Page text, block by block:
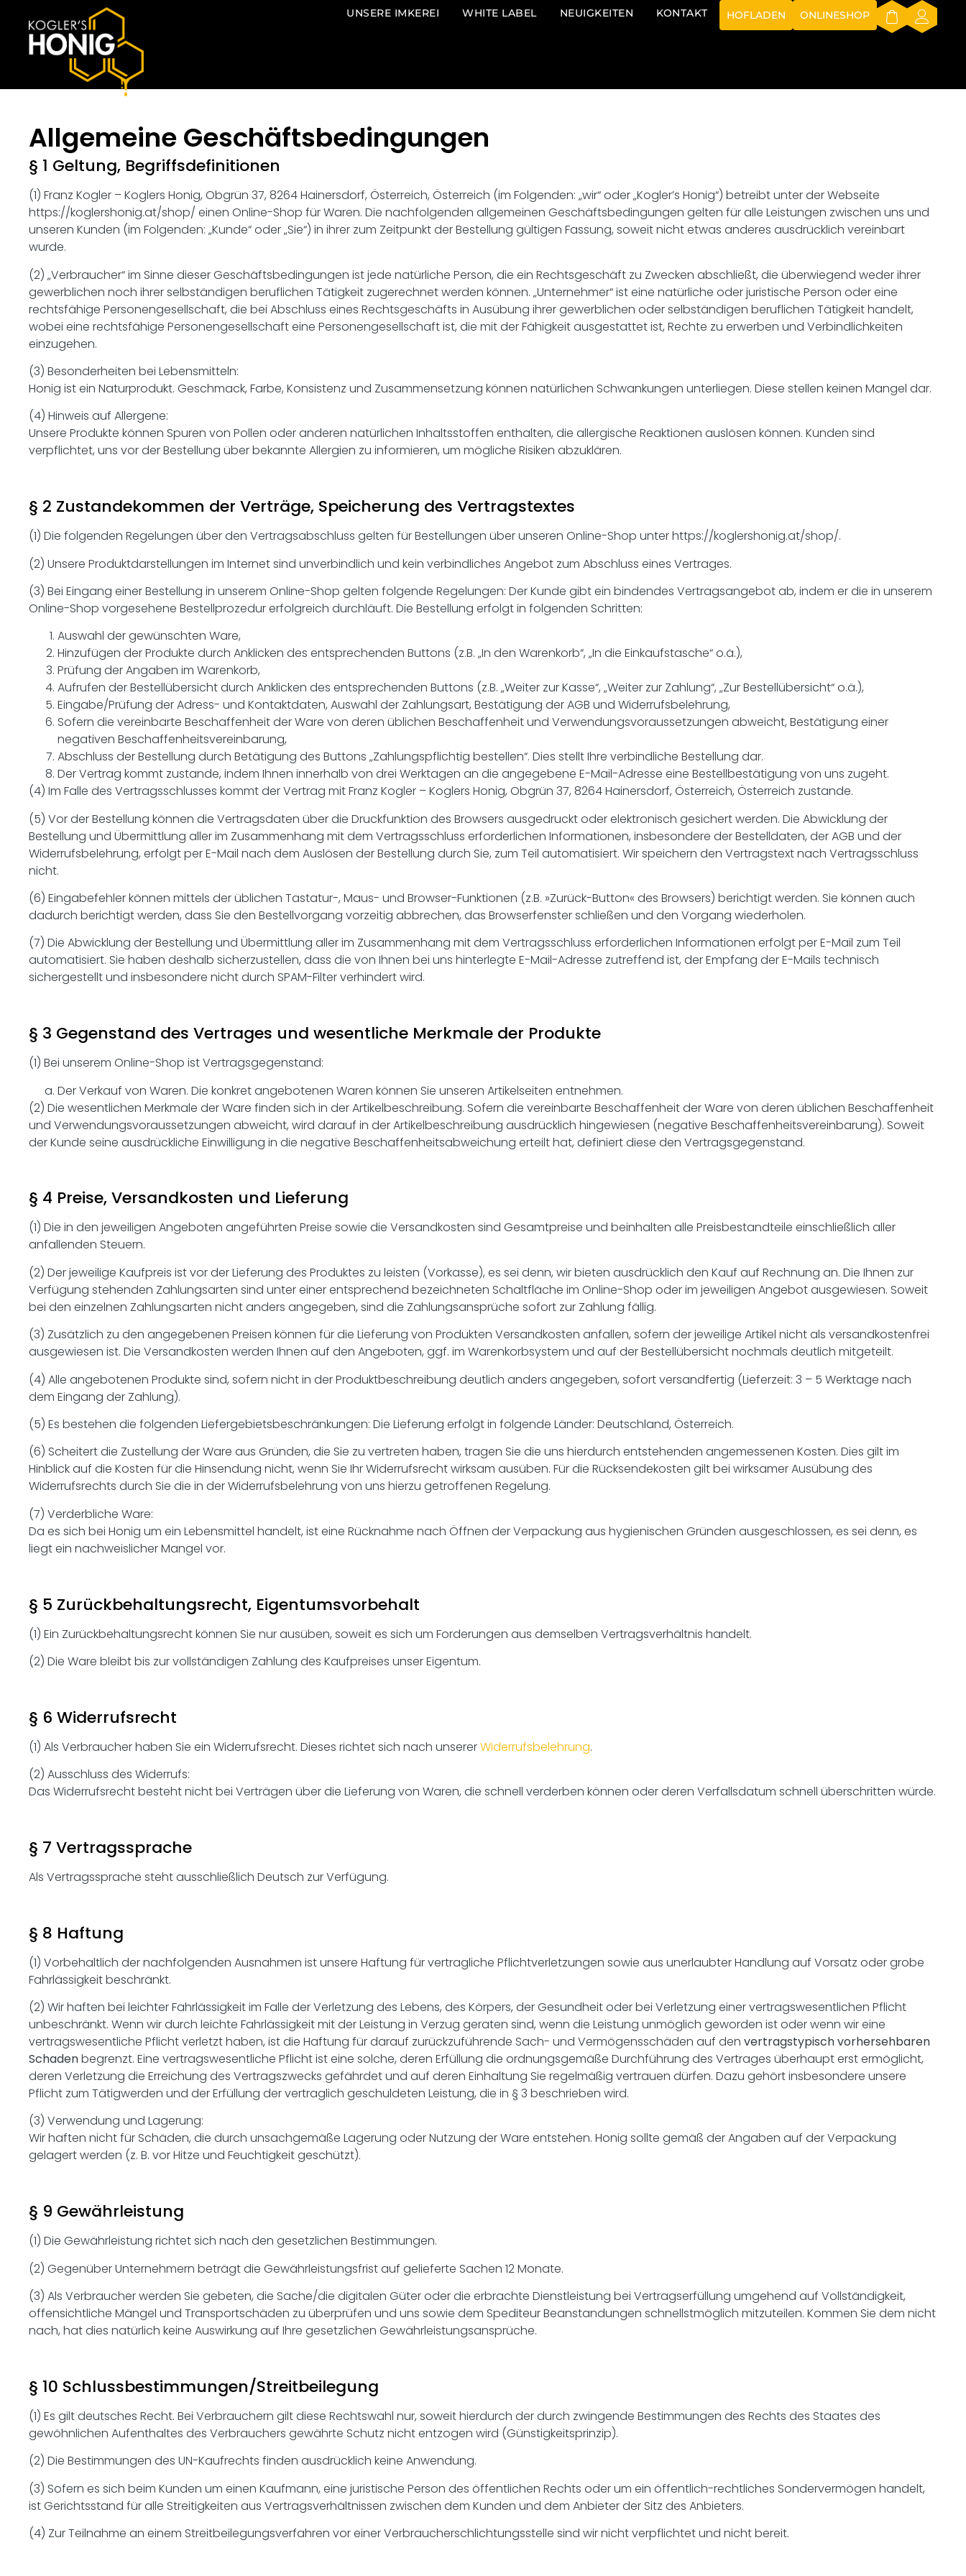
UNSERE IMKEREI WHITE LABEL NEUIGKEITEN KONTAKT HOFLADEN ONLINESHOP
Allgemeine Geschäftsbedingungen
§ 1 Geltung, Begriffsdefinitionen
(1) Franz Kogler – Koglers Honig, Obgrün 37, 8264 Hainersdorf, Österreich, Österreich (im Folgenden: „wir“ oder „Kogler’s Honig“) betreibt unter der Webseite
https://koglershonig.at/shop/ einen Online-Shop für Waren. Die nachfolgenden allgemeinen Geschäftsbedingungen gelten für alle Leistungen zwischen uns und
unseren Kunden (im Folgenden: „Kunde“ oder „Sie“) in ihrer zum Zeitpunkt der Bestellung gültigen Fassung, soweit nicht etwas anderes ausdrücklich vereinbart
wurde.
(2) „Verbraucher“ im Sinne dieser Geschäftsbedingungen ist jede natürliche Person, die ein Rechtsgeschäft zu Zwecken abschließt, die überwiegend weder ihrer
gewerblichen noch ihrer selbständigen beruflichen Tätigkeit zugerechnet werden können. „Unternehmer“ ist eine natürliche oder juristische Person oder eine
rechtsfähige Personengesellschaft, die bei Abschluss eines Rechtsgeschäfts in Ausübung ihrer gewerblichen oder selbständigen beruflichen Tätigkeit handelt,
wobei eine rechtsfähige Personengesellschaft eine Personengesellschaft ist, die mit der Fähigkeit ausgestattet ist, Rechte zu erwerben und Verbindlichkeiten
einzugehen.
(3) Besonderheiten bei Lebensmitteln:
Honig ist ein Naturprodukt. Geschmack, Farbe, Konsistenz und Zusammensetzung können natürlichen Schwankungen unterliegen. Diese stellen keinen Mangel dar.
(4) Hinweis auf Allergene:
Unsere Produkte können Spuren von Pollen oder anderen natürlichen Inhaltsstoffen enthalten, die allergische Reaktionen auslösen können. Kunden sind
verpflichtet, uns vor der Bestellung über bekannte Allergien zu informieren, um mögliche Risiken abzuklären.
§ 2 Zustandekommen der Verträge, Speicherung des Vertragstextes
(1) Die folgenden Regelungen über den Vertragsabschluss gelten für Bestellungen über unseren Online-Shop unter https://koglershonig.at/shop/.
(2) Unsere Produktdarstellungen im Internet sind unverbindlich und kein verbindliches Angebot zum Abschluss eines Vertrages.
(3) Bei Eingang einer Bestellung in unserem Online-Shop gelten folgende Regelungen: Der Kunde gibt ein bindendes Vertragsangebot ab, indem er die in unserem
Online-Shop vorgesehene Bestellprozedur erfolgreich durchläuft. Die Bestellung erfolgt in folgenden Schritten:
Auswahl der gewünschten Ware,
Hinzufügen der Produkte durch Anklicken des entsprechenden Buttons (z.B. „In den Warenkorb“, „In die Einkaufstasche“ o.ä.),
Prüfung der Angaben im Warenkorb,
Aufrufen der Bestellübersicht durch Anklicken des entsprechenden Buttons (z.B. „Weiter zur Kasse“, „Weiter zur Zahlung“, „Zur Bestellübersicht“ o.ä.),
Eingabe/Prüfung der Adress- und Kontaktdaten, Auswahl der Zahlungsart, Bestätigung der AGB und Widerrufsbelehrung,
Sofern die vereinbarte Beschaffenheit der Ware von deren üblichen Beschaffenheit und Verwendungsvoraussetzungen abweicht, Bestätigung einer
negativen Beschaffenheitsvereinbarung,
Abschluss der Bestellung durch Betätigung des Buttons „Zahlungspflichtig bestellen“. Dies stellt Ihre verbindliche Bestellung dar.
Der Vertrag kommt zustande, indem Ihnen innerhalb von drei Werktagen an die angegebene E-Mail-Adresse eine Bestellbestätigung von uns zugeht.
(4) Im Falle des Vertragsschlusses kommt der Vertrag mit Franz Kogler – Koglers Honig, Obgrün 37, 8264 Hainersdorf, Österreich, Österreich zustande.
(5) Vor der Bestellung können die Vertragsdaten über die Druckfunktion des Browsers ausgedruckt oder elektronisch gesichert werden. Die Abwicklung der
Bestellung und Übermittlung aller im Zusammenhang mit dem Vertragsschluss erforderlichen Informationen, insbesondere der Bestelldaten, der AGB und der
Widerrufsbelehrung, erfolgt per E-Mail nach dem Auslösen der Bestellung durch Sie, zum Teil automatisiert. Wir speichern den Vertragstext nach Vertragsschluss
nicht.
(6) Eingabefehler können mittels der üblichen Tastatur-, Maus- und Browser-Funktionen (z.B. »Zurück-Button« des Browsers) berichtigt werden. Sie können auch
dadurch berichtigt werden, dass Sie den Bestellvorgang vorzeitig abbrechen, das Browserfenster schließen und den Vorgang wiederholen.
(7) Die Abwicklung der Bestellung und Übermittlung aller im Zusammenhang mit dem Vertragsschluss erforderlichen Informationen erfolgt per E-Mail zum Teil
automatisiert. Sie haben deshalb sicherzustellen, dass die von Ihnen bei uns hinterlegte E-Mail-Adresse zutreffend ist, der Empfang der E-Mails technisch
sichergestellt und insbesondere nicht durch SPAM-Filter verhindert wird.
§ 3 Gegenstand des Vertrages und wesentliche Merkmale der Produkte
(1) Bei unserem Online-Shop ist Vertragsgegenstand:
Der Verkauf von Waren. Die konkret angebotenen Waren können Sie unseren Artikelseiten entnehmen.
(2) Die wesentlichen Merkmale der Ware finden sich in der Artikelbeschreibung. Sofern die vereinbarte Beschaffenheit der Ware von deren üblichen Beschaffenheit
und Verwendungsvoraussetzungen abweicht, wird darauf in der Artikelbeschreibung ausdrücklich hingewiesen (negative Beschaffenheitsvereinbarung). Soweit
der Kunde seine ausdrückliche Einwilligung in die negative Beschaffenheitsabweichung erteilt hat, definiert diese den Vertragsgegenstand.
§ 4 Preise, Versandkosten und Lieferung
(1) Die in den jeweiligen Angeboten angeführten Preise sowie die Versandkosten sind Gesamtpreise und beinhalten alle Preisbestandteile einschließlich aller
anfallenden Steuern.
(2) Der jeweilige Kaufpreis ist vor der Lieferung des Produktes zu leisten (Vorkasse), es sei denn, wir bieten ausdrücklich den Kauf auf Rechnung an. Die Ihnen zur
Verfügung stehenden Zahlungsarten sind unter einer entsprechend bezeichneten Schaltfläche im Online-Shop oder im jeweiligen Angebot ausgewiesen. Soweit
bei den einzelnen Zahlungsarten nicht anders angegeben, sind die Zahlungsansprüche sofort zur Zahlung fällig.
(3) Zusätzlich zu den angegebenen Preisen können für die Lieferung von Produkten Versandkosten anfallen, sofern der jeweilige Artikel nicht als versandkostenfrei
ausgewiesen ist. Die Versandkosten werden Ihnen auf den Angeboten, ggf. im Warenkorbsystem und auf der Bestellübersicht nochmals deutlich mitgeteilt.
(4) Alle angebotenen Produkte sind, sofern nicht in der Produktbeschreibung deutlich anders angegeben, sofort versandfertig (Lieferzeit: 3 – 5 Werktage nach
dem Eingang der Zahlung).
(5) Es bestehen die folgenden Liefergebietsbeschränkungen: Die Lieferung erfolgt in folgende Länder: Deutschland, Österreich.
(6) Scheitert die Zustellung der Ware aus Gründen, die Sie zu vertreten haben, tragen Sie die uns hierdurch entstehenden angemessenen Kosten. Dies gilt im
Hinblick auf die Kosten für die Hinsendung nicht, wenn Sie Ihr Widerrufsrecht wirksam ausüben. Für die Rücksendekosten gilt bei wirksamer Ausübung des
Widerrufsrechts durch Sie die in der Widerrufsbelehrung von uns hierzu getroffenen Regelung.
(7) Verderbliche Ware:
Da es sich bei Honig um ein Lebensmittel handelt, ist eine Rücknahme nach Öffnen der Verpackung aus hygienischen Gründen ausgeschlossen, es sei denn, es
liegt ein nachweislicher Mangel vor.
§ 5 Zurückbehaltungsrecht, Eigentumsvorbehalt
(1) Ein Zurückbehaltungsrecht können Sie nur ausüben, soweit es sich um Forderungen aus demselben Vertragsverhältnis handelt.
(2) Die Ware bleibt bis zur vollständigen Zahlung des Kaufpreises unser Eigentum.
§ 6 Widerrufsrecht
(1) Als Verbraucher haben Sie ein Widerrufsrecht. Dieses richtet sich nach unsererWiderrufsbelehrung.
(2) Ausschluss des Widerrufs:
Das Widerrufsrecht besteht nicht bei Verträgen über die Lieferung von Waren, die schnell verderben können oder deren Verfallsdatum schnell überschritten würde.
§ 7 Vertragssprache
Als Vertragssprache steht ausschließlich Deutsch zur Verfügung.
§ 8 Haftung
(1) Vorbehaltlich der nachfolgenden Ausnahmen ist unsere Haftung für vertragliche Pflichtverletzungen sowie aus unerlaubter Handlung auf Vorsatz oder grobe
Fahrlässigkeit beschränkt.
(2) Wir haften bei leichter Fahrlässigkeit im Falle der Verletzung des Lebens, des Körpers, der Gesundheit oder bei Verletzung einer vertragswesentlichen Pflicht
unbeschränkt. Wenn wir durch leichte Fahrlässigkeit mit der Leistung in Verzug geraten sind, wenn die Leistung unmöglich geworden ist oder wenn wir eine
vertragswesentliche Pflicht verletzt haben, ist die Haftung für darauf zurückzuführende Sach- und Vermögensschäden auf den vertragstypisch vorhersehbaren
Schadenbegrenzt. Eine vertragswesentliche Pflicht ist eine solche, deren Erfüllung die ordnungsgemäße Durchführung des Vertrages überhaupt erst ermöglicht,
deren Verletzung die Erreichung des Vertragszwecks gefährdet und auf deren Einhaltung Sie regelmäßig vertrauen dürfen. Dazu gehört insbesondere unsere
Pflicht zum Tätigwerden und der Erfüllung der vertraglich geschuldeten Leistung, die in § 3 beschrieben wird.
(3) Verwendung und Lagerung:
Wir haften nicht für Schäden, die durch unsachgemäße Lagerung oder Nutzung der Ware entstehen. Honig sollte gemäß der Angaben auf der Verpackung
gelagert werden (z. B. vor Hitze und Feuchtigkeit geschützt).
§ 9 Gewährleistung
(1) Die Gewährleistung richtet sich nach den gesetzlichen Bestimmungen.
(2) Gegenüber Unternehmern beträgt die Gewährleistungsfrist auf gelieferte Sachen 12 Monate.
(3) Als Verbraucher werden Sie gebeten, die Sache/die digitalen Güter oder die erbrachte Dienstleistung bei Vertragserfüllung umgehend auf Vollständigkeit,
offensichtliche Mängel und Transportschäden zu überprüfen und uns sowie dem Spediteur Beanstandungen schnellstmöglich mitzuteilen. Kommen Sie dem nicht
nach, hat dies natürlich keine Auswirkung auf Ihre gesetzlichen Gewährleistungsansprüche.
§ 10 Schlussbestimmungen/Streitbeilegung
(1) Es gilt deutsches Recht. Bei Verbrauchern gilt diese Rechtswahl nur, soweit hierdurch der durch zwingende Bestimmungen des Rechts des Staates des
gewöhnlichen Aufenthaltes des Verbrauchers gewährte Schutz nicht entzogen wird (Günstigkeitsprinzip).
(2) Die Bestimmungen des UN-Kaufrechts finden ausdrücklich keine Anwendung.
(3) Sofern es sich beim Kunden um einen Kaufmann, eine juristische Person des öffentlichen Rechts oder um ein öffentlich-rechtliches Sondervermögen handelt,
ist Gerichtsstand für alle Streitigkeiten aus Vertragsverhältnissen zwischen dem Kunden und dem Anbieter der Sitz des Anbieters.
(4) Zur Teilnahme an einem Streitbeilegungsverfahren vor einer Verbraucherschlichtungsstelle sind wir nicht verpflichtet und nicht bereit.